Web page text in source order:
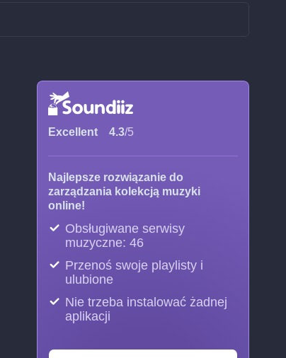
Excellent 4.3/5
Najlepsze rozwiązanie do
zarządzania kolekcją muzyki
online!
Obsługiwane serwisy
muzyczne: 46
Przenoś swoje playlisty i
ulubione
Nie trzeba instalować żadnej
aplikacji